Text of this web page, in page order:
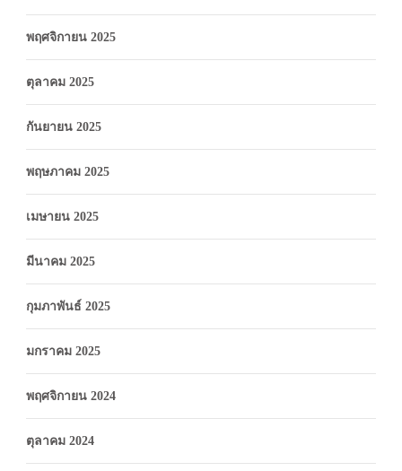
พฤศจิกายน 2025
ตุลาคม 2025
กันยายน 2025
พฤษภาคม 2025
เมษายน 2025
มีนาคม 2025
กุมภาพันธ์ 2025
มกราคม 2025
พฤศจิกายน 2024
ตุลาคม 2024